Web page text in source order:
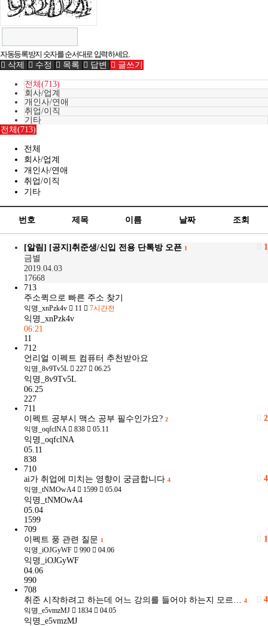
자동등록방지 숫자를 순서대로 입력하세요.
삭제
수정 목록 답변 글쓰기
전체(713)
회사/업계
개인사/연애
취업/이직
기타
전체(713)
전체
회사/업계
개인사/연애
취업/이직
기타
번호 제목 이름 날짜 조회
1
[알림] [공지]취준생/신입 전용 단톡방 오픈 1
금별
2019.04.03
17668
713
주소퀵으로 빠른 주소 찾기
익명_xnPzk4v 11 7시간전
익명_xnPzk4v
06:21
11
712
언리얼 이펙트 컴퓨터 추천받아요
익명_8v9Tv5L 227 06.25
익명_8v9Tv5L
06.25
227
711
2
이펙트 공부시 맥스 공부 필수인가요? 2
익명_oqfclNA 838 05.11
익명_oqfclNA
05.11
838
710
4
ai가 취업에 미치는 영향이 궁금합니다 4
익명_tNMOwA4 1599 05.04
익명_tNMOwA4
05.04
1599
709
1
이펙트 풍 관련 질문 1
익명_iOJGyWF 990 04.06
익명_iOJGyWF
04.06
990
708
4
취준 시작하려고 하는데 어느 강의를 들어야 하는지 모르… 4
익명_e5vmzMJ 1834 04.05
익명_e5vmzMJ